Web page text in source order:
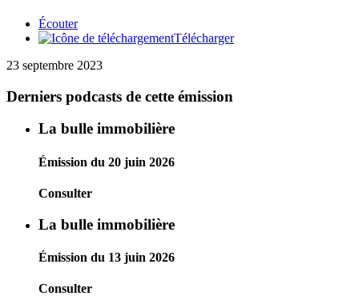
Écouter
Télécharger
23 septembre 2023
Derniers podcasts de cette émission
La bulle immobilière
Émission du 20 juin 2026
Consulter
La bulle immobilière
Émission du 13 juin 2026
Consulter